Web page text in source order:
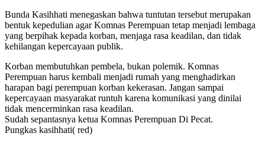
Bunda Kasihhati menegaskan bahwa tuntutan tersebut merupakan
bentuk kepedulian agar Komnas Perempuan tetap menjadi lembaga
yang berpihak kepada korban, menjaga rasa keadilan, dan tidak
kehilangan kepercayaan publik.
Korban membutuhkan pembela, bukan polemik. Komnas
Perempuan harus kembali menjadi rumah yang menghadirkan
harapan bagi perempuan korban kekerasan. Jangan sampai
kepercayaan masyarakat runtuh karena komunikasi yang dinilai
tidak mencerminkan rasa keadilan.
Sudah sepantasnya ketua Komnas Perempuan Di Pecat.
Pungkas kasihhati( red)